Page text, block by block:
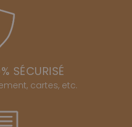
SÉCURISÉ
cartes, etc.